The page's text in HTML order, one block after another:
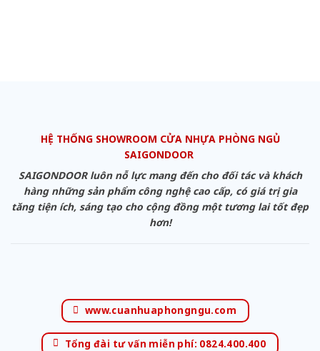
HỆ THỐNG SHOWROOM CỬA NHỰA PHÒNG NGỦ
SAIGONDOOR
SAIGONDOOR luôn nỗ lực mang đến cho đối tác và khách
hàng những sản phẩm công nghệ cao cấp, có giá trị gia
tăng tiện ích, sáng tạo cho cộng đồng một tương lai tốt đẹp
hơn!
www.cuanhuaphongngu.com
Tổng đài tư vấn miễn phí: 0824.400.400